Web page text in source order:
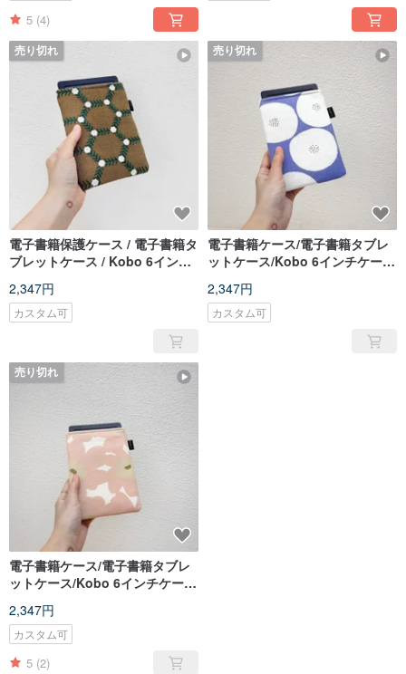
5 (4)
売り切れ
電子書籍保護ケース / 電子書籍タ
ブレットケース / Kobo 6インチ
ス / リーダーケース
2,347円
カスタム可
売り切れ
電子書籍ケース/電子書籍タブレ
ットケース/Kobo 6インチケー
2,347円
カスタム可
売り切れ
電子書籍ケース/電子書籍タブレ
ットケース/Kobo 6インチケー
2,347円
カスタム可
5 (2)